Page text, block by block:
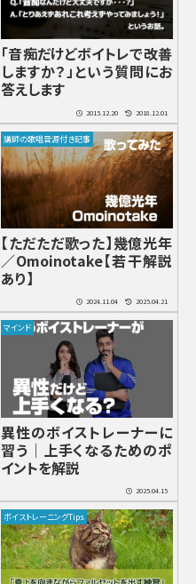
「音痴だけどボイトレで改善
しますか？」という質問にお
答えします
2015.12.20 2018.12.01
講師の歌唱音源付き記事
【ただただ歌った】幾億光年
／Omoinotake【若干解説
あり】
2024.11.04 2025.04.21
マインド
異性のボイストレーナーに
習う｜上手くなるためのポ
イントを解説
2025.04.15
ボイストレーニングTips